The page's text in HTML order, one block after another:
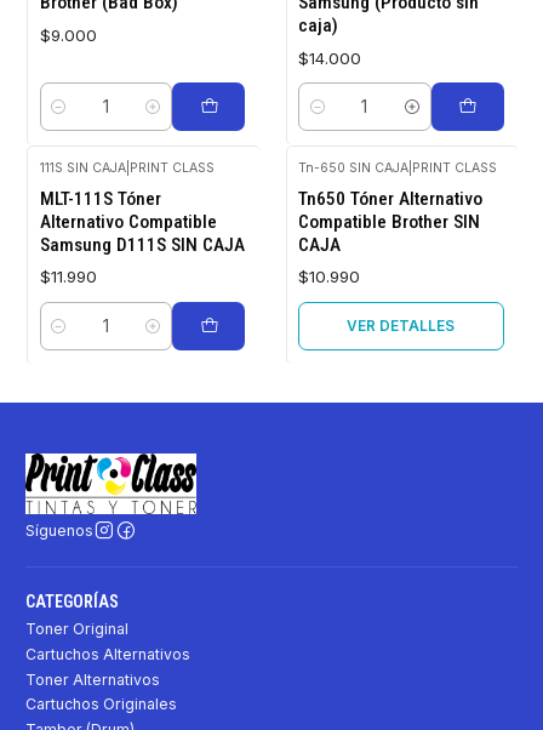
$9.000
Cantidad
caja)
$14.000
Cantidad
111S SIN CAJA| PRINT CLASS
MLT-111S Tóner
Alternativo Compatible
Samsung D111S SIN CAJA
$11.990
Cantidad
Tn-650 SIN CAJA PRINT CLASS
Tn650 Tóner Alternativo
Compatible Brother SIN
CAJA
$10.990
VER DETALLES
Síguenos
CATEGORÍAS
Toner Original
Cartuchos Alternativos
Toner Alternativos
Cartuchos Originales